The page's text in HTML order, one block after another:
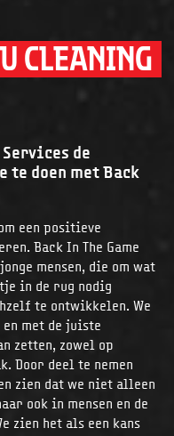
CLEANING
Services de
te doen met Back
een positieve
Back In The Game
mensen, die om wat
in de rug nodig
te ontwikkelen. We
met de juiste
zetten, zowel op
Door deel te nemen
zien dat we niet alleen
ook in mensen en de
zien het als een kans